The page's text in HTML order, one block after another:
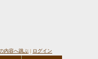
内容へ跳ぶ | ログイン